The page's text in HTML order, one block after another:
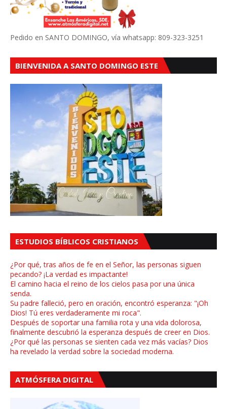
Pedido en SANTO DOMINGO, vía whatsapp: 809-323-3251
BIENVENIDA A SANTO DOMINGO ESTE
ESTUDIOS BÍBLICOS CRISTIANOS
¿Por qué, tras años de fe en el Señor, las personas siguen
pecando? ¡La verdad es impactante!
El camino hacia el reino de los cielos pasa por una única
senda.
Su padre falleció, pero en oración, encontró esperanza: "¡Oh
Dios! Tú eres verdaderamente mi roca".
Después de soportar una familia rota y una vida dolorosa,
finalmente descubrió la esperanza después de creer en Dios.
¿Por qué las personas se sienten cada vez más vacías? Dios
ha revelado la verdad sobre la sociedad moderna.
ATMÓSFERA DIGITAL